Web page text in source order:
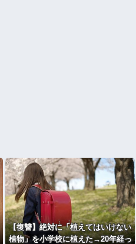
【復讐】絶対に「植えてはいけない
植物」を小学校に植えた→20年経っ